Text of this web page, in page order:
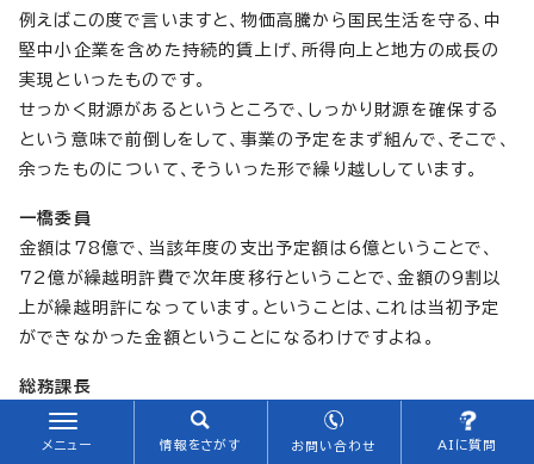
例えばこの度で言いますと、物価高騰から国民生活を守る、中
堅中小企業を含めた持続的賃上げ、所得向上と地方の成長の
実現といったものです。
せっかく財源があるというところで、しっかり財源を確保する
という意味で前倒しをして、事業の予定をまず組んで、そこで、
余ったものについて、そういった形で繰り越ししています。
一橋委員
金額は78億で、当該年度の支出予定額は6億ということで、
72億が繰越明許費で次年度移行ということで、金額の9割以
上が繰越明許になっています。ということは、これは当初予定
ができなかった金額ということになるわけですよね。
総務課長
そうですね。
財政の負担軽減からまず国の財源を確保して、元々翌年度に計
メニュー 情報をさがす お問い合わせ AIに質問